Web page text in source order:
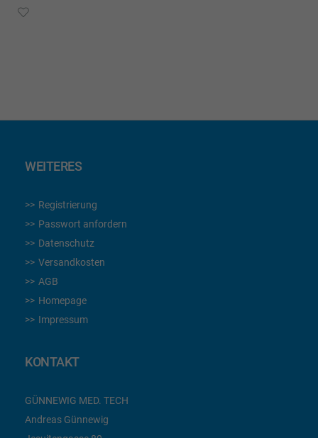
ZUR
WEITERES
Registrierung
Passwort anfordern
Datenschutz
Versandkosten
AGB
Homepage
Impressum
KONTAKT
GÜNNEWIG MED. TECH
Andreas Günnewig